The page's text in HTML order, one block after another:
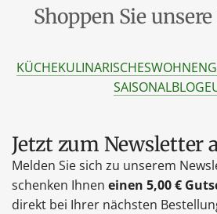
Shoppen Sie
KÜCHEKULINARISCHESWOHNEN
SAISONALBLOG
Jetzt zum Newsletter
Melden Sie sich zu unserem
schenken Ihnen einen 5,00 €
direkt bei Ihrer nächsten